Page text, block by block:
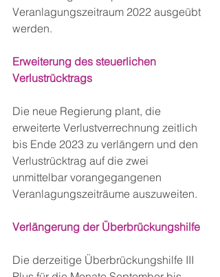
Veranlagungszeitraum 2022 ausgeübt
werden.
Erweiterung des steuerlichen
Verlustrücktrags
Die neue Regierung plant, die
erweiterte Verlustverrechnung zeitlich
bis Ende 2023 zu verlängern und den
Verlustrücktrag auf die zwei
unmittelbar vorangegangenen
Veranlagungszeiträume auszuweiten.
Verlängerung der Überbrückungshilfe
Die derzeitige Überbrückungshilfe III